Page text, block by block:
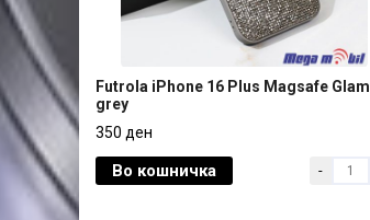
Futrola iPhone 16 Plus Magsafe Glam
350 ден
Futrola iPhone 16 Plus Magsafe Glam
grey
350 ден
Во кошничка -